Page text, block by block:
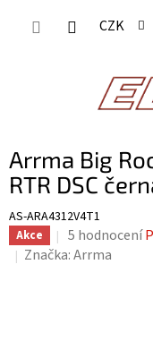
CZK
Arrma Big
RTR DSC
AS-ARA4312V4T1
Akce
Průměrné
hodnocení
5 hodnocení
Značka:Arrma